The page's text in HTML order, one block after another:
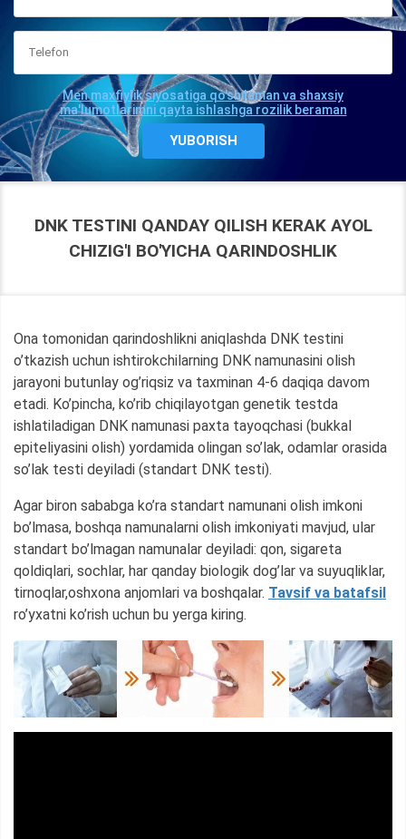
Men maxfiylik siyosatiga qo'shilaman va shaxsiy
ma'lumotlarimni qayta ishlashga rozilik beraman
DNK TESTINI QANDAY QILISH KERAK AYOL
CHIZIG'I BO'YICHA QARINDOSHLIK
Ona tomonidan qarindoshlikni aniqlashda DNK testini
o’tkazish uchun ishtirokchilarning DNK namunasini olish
jarayoni butunlay og’riqsiz va taxminan 4-6 daqiqa davom
etadi. Ko’pincha, ko’rib chiqilayotgan genetik testda
ishlatiladigan DNK namunasi paxta tayoqchasi (bukkal
epiteliyasini olish) yordamida olingan so’lak, odamlar orasida
so’lak testi deyiladi (standart DNK testi).
Agar biron sababga ko’ra standart namunani olish imkoni
bo’lmasa, boshqa namunalarni olish imkoniyati mavjud, ular
standart bo’lmagan namunalar deyiladi: qon, sigareta
qoldiqlari, sochlar, har qanday biologik dog’lar va suyuqliklar,
tirnoqlar,oshxona anjomlari va boshqalar. Tavsif va batafsil
ro’yxatni ko’rish uchun bu yerga kiring.